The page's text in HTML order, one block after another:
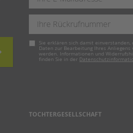
Pflichtfeld
Sie erklären sich damit einverstanden,
Daten zur Bearbeitung Ihres Anliegens
werden. Informationen und
finden Sie in der
TOCHTERGESELLSCHAFT